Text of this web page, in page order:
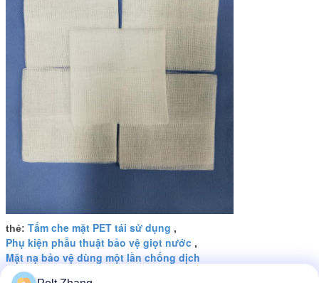
thẻ: Tấm che mặt PET tái sử dụng ,
Phụ kiện phẫu thuật bảo vệ giọt nước ,
Mặt nạ bảo vệ dùng một lần chống dịch